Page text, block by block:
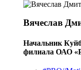
Вячеслав
Начальник
филиала ОАО